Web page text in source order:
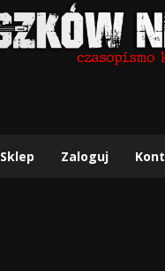
Sklep Zaloguj